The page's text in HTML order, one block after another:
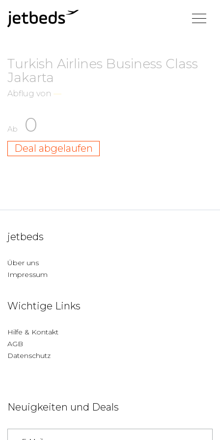
Turkish Airlines Business Class
Jakarta
Abflug von —
Ab 0
Deal abgelaufen
jetbeds
Über uns
Impressum
Wichtige Links
Hilfe & Kontakt
AGB
Datenschutz
Neuigkeiten und Deals